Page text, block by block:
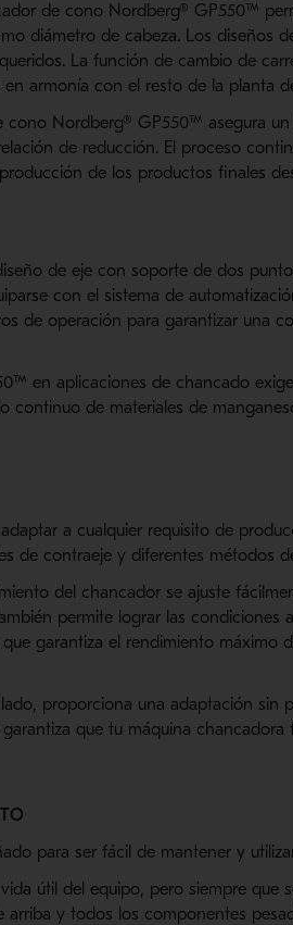
de cono Nordberg® GP550™
diámetro de cabeza. Los diseños
La función de cambio de
armonía con el resto de la planta
Nordberg® GP550™ asegura
de reducción. El proceso
de los productos finales
de eje con soporte de dos
con el sistema de
de operación para garantizar una
en aplicaciones de chancado
de materiales de
a cualquier requisito de
de contraeje y diferentes métodos
del chancador se ajuste
permite lograr las condiciones
garantiza el rendimiento máximo
proporciona una adaptación sin
que tu máquina
para ser fácil de mantener y
útil del equipo, pero siempre que
y todos los componentes